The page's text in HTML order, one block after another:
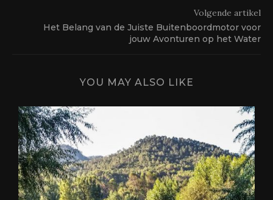
Volgende artikel
Het Belang van de Juiste Buitenboordmotor voor
jouw Avonturen op het Water
YOU MAY ALSO LIKE